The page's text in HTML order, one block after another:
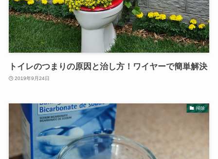
トイレのつまりの原因と治し方！ワイヤーで簡単解決
2019年9月24日
掃除